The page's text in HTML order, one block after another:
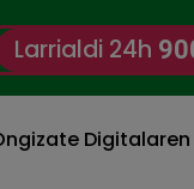
Larrialdi 24h